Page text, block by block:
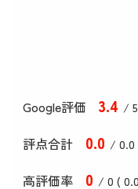
Google評価 3.4 /
評点合計 0.0 / 0.0
高評価率 0 / 0 ( 0.0